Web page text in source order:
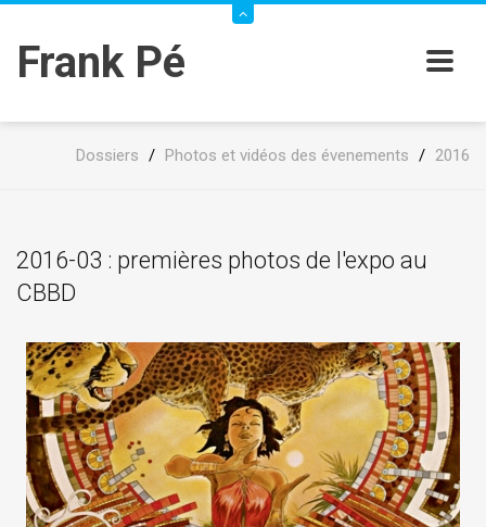
Frank Pé
Dossiers / Photos et vidéos des évenements / 2016
2016-03 : premières photos de l'expo au
CBBD